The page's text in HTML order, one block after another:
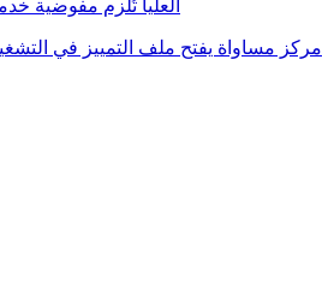
العليا تُلزم مفوضية خدمات الدولة حتى 9.6 للرد على
مركز مساواة يفتح ملف التمييز في